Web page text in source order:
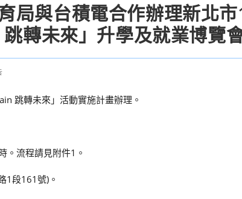
局與台積電合作辦理新北
轉未來」升學及就業博覽
跳轉未來」活動實施計畫辦理。
。流程請見附件1。
1段161號)。